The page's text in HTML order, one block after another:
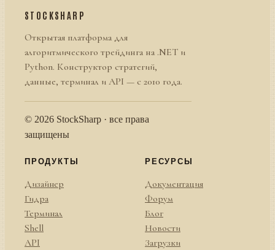
STOCKSHARP
Открытая платформа для
алгоритмического трейдинга на .NET и
Python. Конструктор стратегий,
данные, терминал и API — с 2010 года.
© 2026 StockSharp · все права
защищены
ПРОДУКТЫ
Дизайнер
Гидра
Терминал
Shell
API
РЕСУРСЫ
Документация
Форум
Блог
Новости
Загрузки